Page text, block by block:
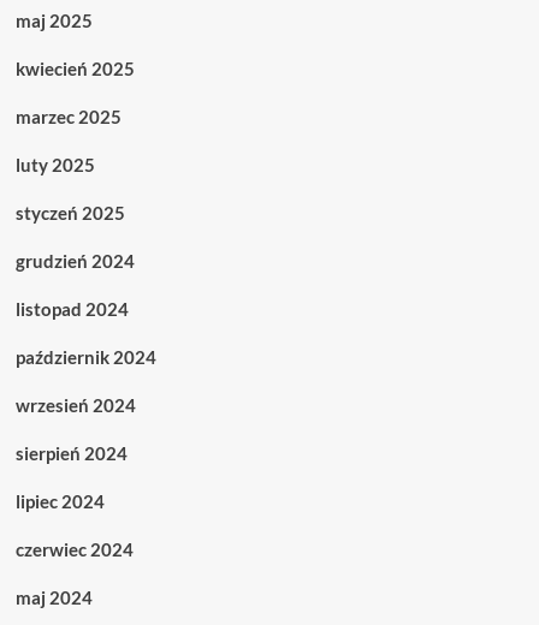
maj 2025
kwiecień 2025
marzec 2025
luty 2025
styczeń 2025
grudzień 2024
listopad 2024
październik 2024
wrzesień 2024
sierpień 2024
lipiec 2024
czerwiec 2024
maj 2024